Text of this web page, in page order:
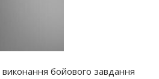
бойового завдання